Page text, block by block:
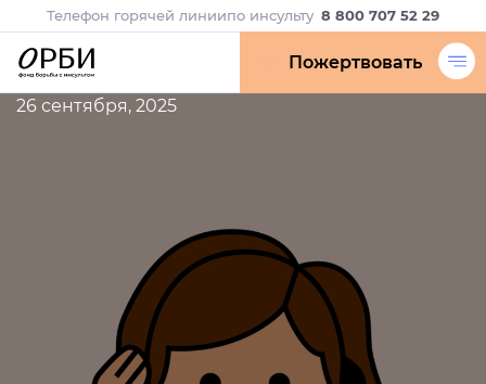
Телефон горячей линиипо инсульту 8 800 707 52 29
Пожертвовать
26 сентября, 2025